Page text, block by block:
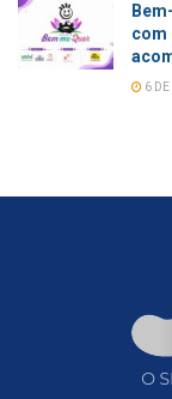
com
6